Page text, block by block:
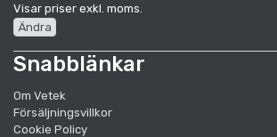
Visar priser exkl. moms.
Ändra
Snabblänkar
Om Vetek
Försäljningsvillkor
Cookie Policy